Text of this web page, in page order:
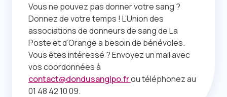
Vous ne pouvez pas donner votre sang ?
Donnez de votre temps ! L’Union des
associations de donneurs de sang de La
Poste et d’Orange a besoin de bénévoles.
Vous êtes intéressé ? Envoyez un mail avec
vos coordonnées à
contact@dondusanglpo.frou téléphonez au
01 48 42 10 09.